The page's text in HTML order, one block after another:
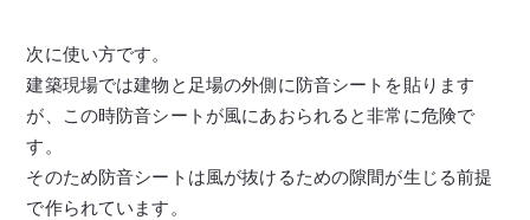
次に使い方です。
建築現場では建物と足場の外側に防音シートを貼ります
が、この時防音シートが風にあおられると非常に危険で
す。
そのため防音シートは風が抜けるための隙間が生じる前提
で作られています。